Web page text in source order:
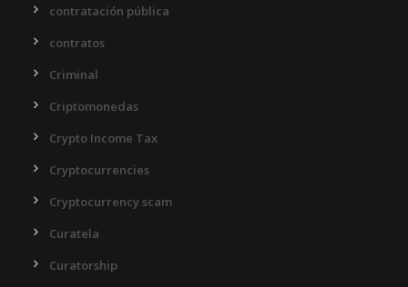
contratación pública
contratos
Criminal
Criptomonedas
Crypto Income Tax
Cryptocurrencies
Cryptocurrency scam
Curatela
Curatorship